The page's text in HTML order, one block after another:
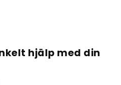
hjälp med din